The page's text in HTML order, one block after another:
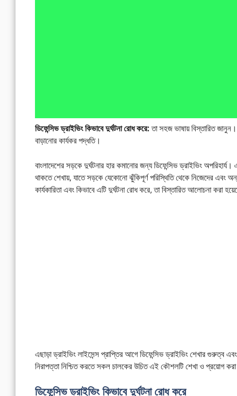
ডিফেন্সিভ ড্রাইভিং কিভাবে দুর্ঘটনা রোধ করে:তা সহজ ভাষায় বিস্তারিত
বাড়ানোর কার্যকর পদ্ধতি।
বাংলাদেশের সড়কে দুর্ঘটনার হার কমানোর জন্য ডিফেন্সিভ ড্রাইভিং
থাকতে শেখায়, যাতে সড়কে যেকোনো ঝুঁকিপূর্ণ পরিস্থিতি থেকে নিজেদের এবং
কার্যকারিতা এবং কিভাবে এটি দুর্ঘটনা রোধ করে, তা বিস্তারিত আলোচনা করা
এছাড়া ড্রাইভিং লাইসেন্স প্রাপ্তির আগে ডিফেন্সিভ ড্রাইভিং শেখার গুরুত্ব
নিরাপত্তা নিশ্চিত করতে সকল চালকের উচিত এই কৌশলটি শেখা ও প্রয়োগ
ডিফেন্সিভ ড্রাইভিং কিভাবে দুর্ঘটনা রোধ করে